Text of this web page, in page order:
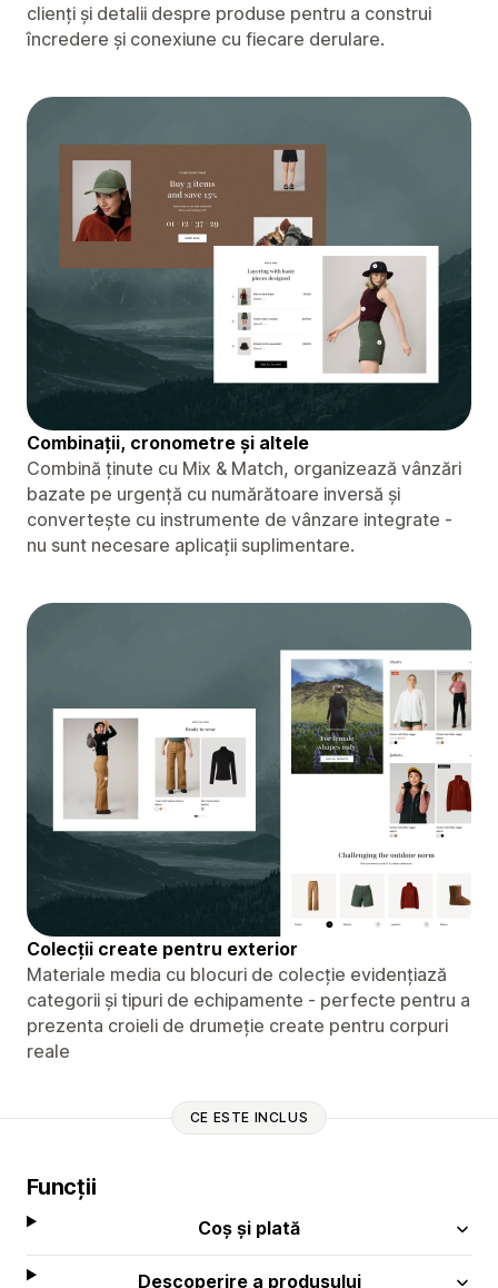
clienți și detalii despre produse pentru a construi
încredere și conexiune cu fiecare derulare.
Combinații, cronometre și altele
Combină ținute cu Mix & Match, organizează vânzări
bazate pe urgență cu numărătoare inversă și
convertește cu instrumente de vânzare integrate -
nu sunt necesare aplicații suplimentare.
Colecții create pentru exterior
Materiale media cu blocuri de colecție evidențiază
categorii și tipuri de echipamente - perfecte pentru a
prezenta croieli de drumeție create pentru corpuri
reale
CE ESTE INCLUS
Funcții
Coș și plată
Descoperire a produsului